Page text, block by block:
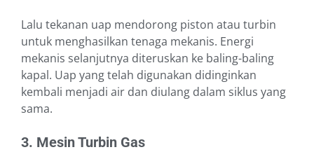
Lalu tekanan uap mendorong piston atau turbin
untuk menghasilkan tenaga mekanis. Energi
mekanis selanjutnya diteruskan ke baling-baling
kapal. Uap yang telah digunakan didinginkan
kembali menjadi air dan diulang dalam siklus yang
sama.
3. Mesin Turbin Gas